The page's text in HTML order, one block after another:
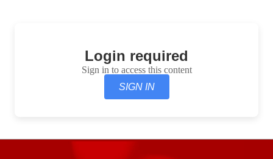
Login required
Sign in to access this content
SIGN IN